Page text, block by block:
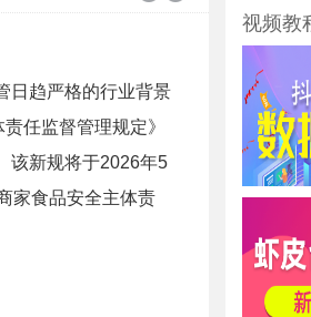
日趋严格的行业背景
任监督管理规定》
该新规将于2026年5
家食品安全主体责
视频教
抖音小